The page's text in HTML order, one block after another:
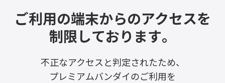
ご利用の端末からのアクセスを
制限しております。
不正なアクセスと判定されたため、
プレミアムバンダイのご利用を